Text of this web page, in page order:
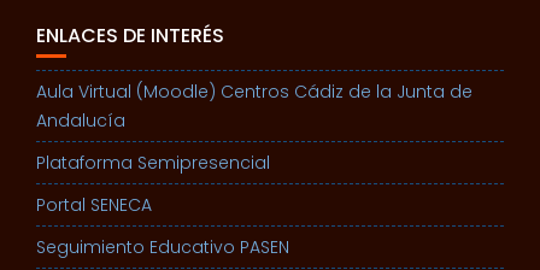
ENLACES DE INTERÉS
Aula Virtual (Moodle) Centros Cádiz de la Junta de
Andalucía
Plataforma Semipresencial
Portal SENECA
Seguimiento Educativo PASEN